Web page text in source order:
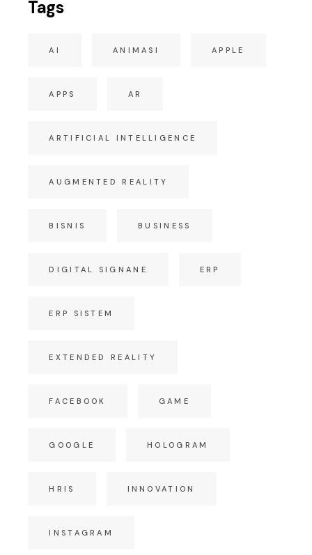
Tags
AI ANIMASI APPLE
APPS AR
ARTIFICIAL INTELLIGENCE
AUGMENTED REALITY
BISNIS BUSINESS
DIGITAL SIGNANE ERP
ERP SISTEM
EXTENDED REALITY
FACEBOOK GAME
GOOGLE HOLOGRAM
HRIS INNOVATION
INSTAGRAM